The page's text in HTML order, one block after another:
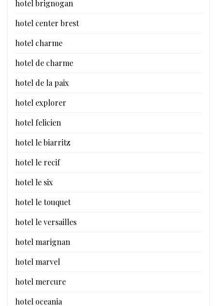
hotel brignogan
hotel center brest
hotel charme
hotel de charme
hotel de la paix
hotel explorer
hotel felicien
hotel le biarritz
hotel le recif
hotel le six
hotel le touquet
hotel le versailles
hotel marignan
hotel marvel
hotel mercure
hotel oceania